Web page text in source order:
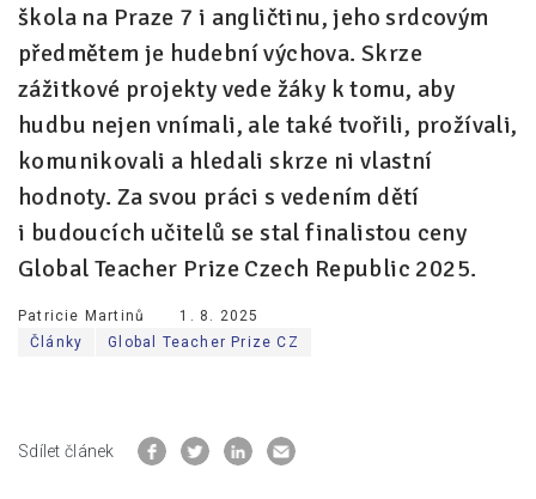
Kontakty
škola na Praze 7 i angličtinu, jeho srdcovým
předmětem je hudební výchova. Skrze
zážitkové projekty vede žáky k tomu, aby
hudbu nejen vnímali, ale také tvořili, prožívali,
komunikovali a hledali skrze ni vlastní
hodnoty. Za svou práci s vedením dětí
i budoucích učitelů se stal finalistou ceny
Global Teacher Prize Czech Republic 2025.
Patricie Martinů
1. 8. 2025
Články
Global Teacher Prize CZ
Sdílet článek